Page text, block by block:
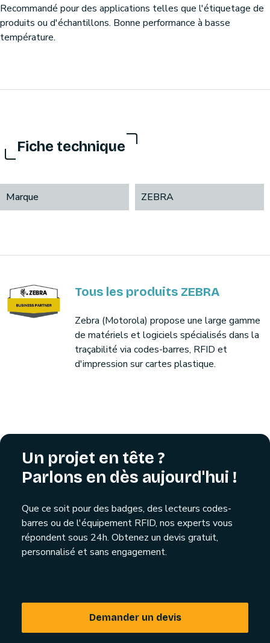
Recommandé pour des applications telles que l'étiquetage de
produits ou d'échantillons. Bonne performance à basse
température.
Fiche technique
Marque ZEBRA
Tous les produits ZEBRA
Zebra (Motorola) propose une large gamme
de matériels et logiciels spécialisés dans la
traçabilité via codes-barres, RFID et
d'impression sur cartes plastique.
Un projet en tête ?
Parlons en dès aujourd'hui !
Que ce soit pour des badges, des lecteurs codes-
barres ou de l'équipement RFID, nos experts vous
répondent sous 24h. Obtenez un devis gratuit,
personnalisé et sans engagement.
Demander un devis